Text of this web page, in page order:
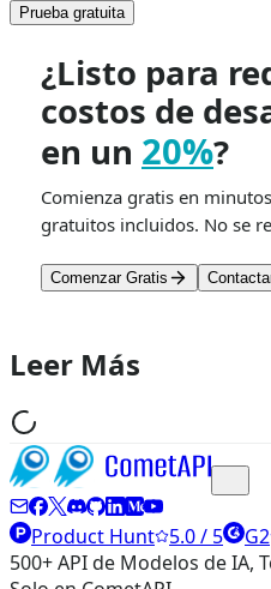
Prueba gratuita
¿Listo para
costos de
en un 20%?
Comienza gratis en
gratuitos incluidos. No se
Comenzar Gratis
Leer Más
Product Hunt 5.0 / 5 G2
500+ API de Modelos de IA,